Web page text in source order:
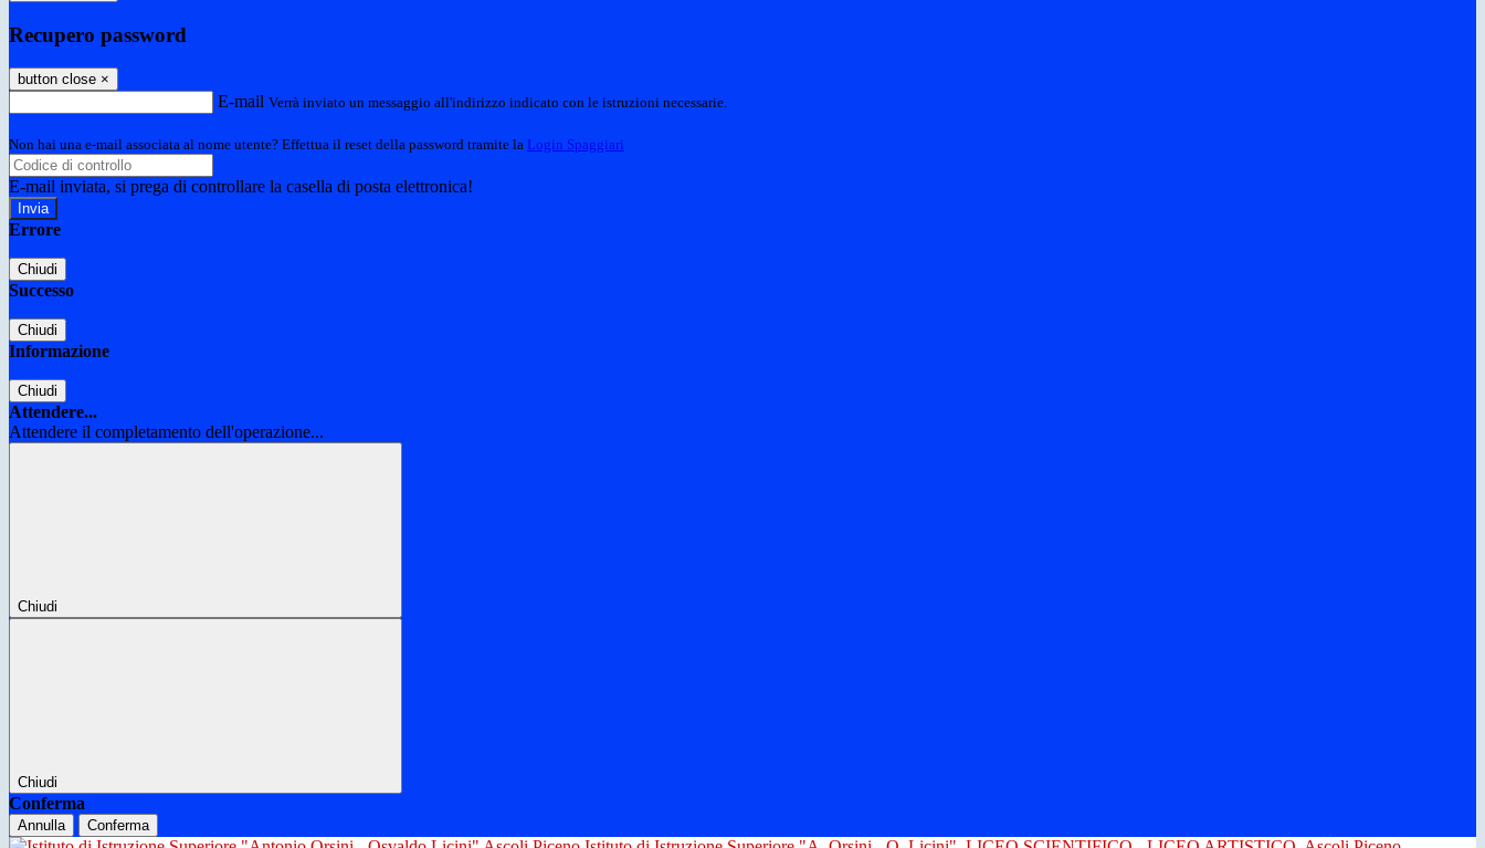
Recupero password
button close ×
E-mail Verrà inviato un messaggio all'indirizzo indicato con le istruzioni necessarie.
Non hai una e-mail associata al nome utente? Effettua il reset della password tramite la Login Spaggiari
E-mail inviata, si prega di controllare la casella di posta elettronica!
Errore
Chiudi
Successo
Chiudi
Informazione
Chiudi
Attendere...
Attendere il completamento dell'operazione...
Chiudi
Chiudi
Conferma
Annulla Conferma